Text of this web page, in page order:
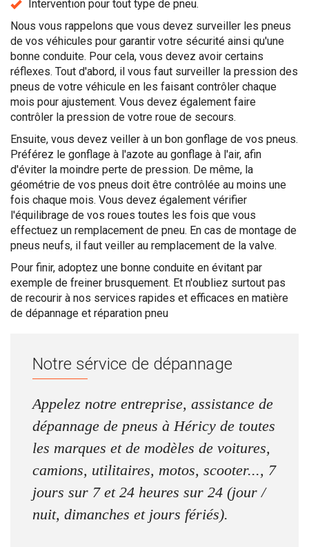
Intervention pour tout type de pneu.
Nous vous rappelons que vous devez surveiller les pneus
de vos véhicules pour garantir votre sécurité ainsi qu'une
bonne conduite. Pour cela, vous devez avoir certains
réflexes. Tout d'abord, il vous faut surveiller la pression des
pneus de votre véhicule en les faisant contrôler chaque
mois pour ajustement. Vous devez également faire
contrôler la pression de votre roue de secours.
Ensuite, vous devez veiller à un bon gonflage de vos pneus.
Préférez le gonflage à l'azote au gonflage à l'air, afin
d'éviter la moindre perte de pression. De même, la
géométrie de vos pneus doit être contrôlée au moins une
fois chaque mois. Vous devez également vérifier
l'équilibrage de vos roues toutes les fois que vous
effectuez un remplacement de pneu. En cas de montage de
pneus neufs, il faut veiller au remplacement de la valve.
Pour finir, adoptez une bonne conduite en évitant par
exemple de freiner brusquement. Et n'oubliez surtout pas
de recourir à nos services rapides et efficaces en matière
de dépannage et réparation pneu
Notre sérvice de dépannage
Appelez notre entreprise, assistance de
dépannage de pneus à Héricy de toutes
les marques et de modèles de voitures,
camions, utilitaires, motos, scooter..., 7
jours sur 7 et 24 heures sur 24 (jour /
nuit, dimanches et jours fériés).